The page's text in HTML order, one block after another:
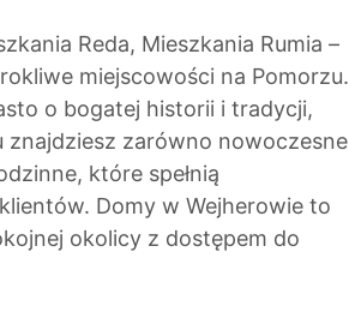
Reda, Mieszkania Rumia –
miejscowości na Pomorzu.
o bogatej historii i tradycji,
zarówno nowoczesne
które spełnią
Domy w Wejherowie to
okolicy z dostępem do